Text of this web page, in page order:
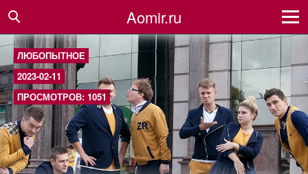
Aomir.ru
ЛЮБОПЫТНОЕ
2023-02-11
ПРОСМОТРОВ: 1051